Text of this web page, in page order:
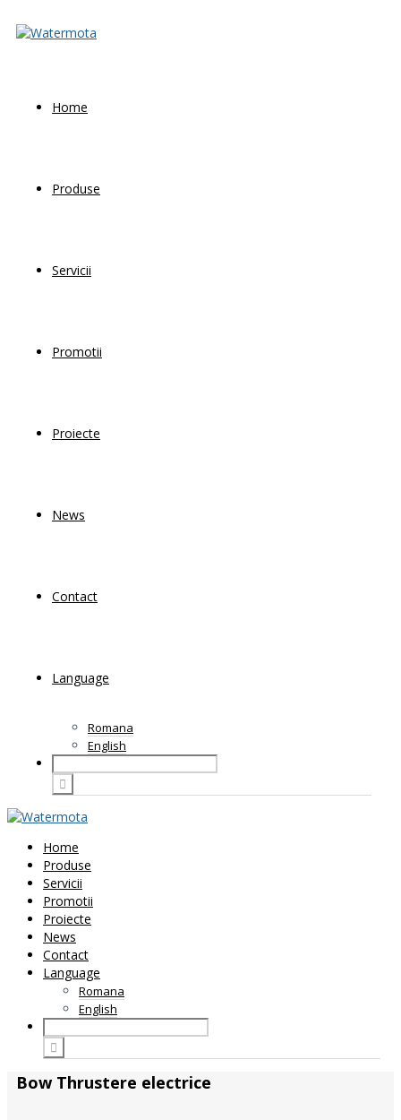
Home
Produse
Servicii
Promotii
Proiecte
News
Contact
Language
Romana
English
Home
Produse
Servicii
Promotii
Proiecte
News
Contact
Language
Romana
English
Bow Thrustere electrice